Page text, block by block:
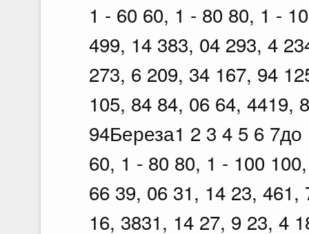
1 - 60 60, 1 - 80 80, 1 -
499, 14 383, 04 293, 4
273, 6 209, 34 167, 94
105, 84 84, 06 64, 4419,
94Береза1 2 3 4 5 6
60, 1 - 80 80, 1 - 100
66 39, 06 31, 14 23,
16, 3831, 14 27, 9 23, 4